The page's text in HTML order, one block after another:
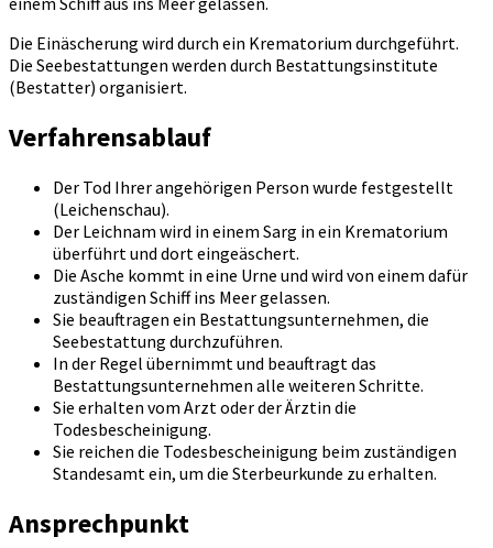
Die Einäscherung wird durch ein Krematorium durchgeführt.
Die Seebestattungen werden durch Bestattungsinstitute
(Bestatter) organisiert.
Verfahrensablauf
Der Tod Ihrer angehörigen Person wurde festgestellt
(Leichenschau).
Der Leichnam wird in einem Sarg in ein Krematorium
überführt und dort eingeäschert.
Die Asche kommt in eine Urne und wird von einem dafür
zuständigen Schiff ins Meer gelassen.
Sie beauftragen ein Bestattungsunternehmen, die
Seebestattung durchzuführen.
In der Regel übernimmt und beauftragt das
Bestattungsunternehmen alle weiteren Schritte.
Sie erhalten vom Arzt oder der Ärztin die
Todesbescheinigung.
Sie reichen die Todesbescheinigung beim zuständigen
Standesamt ein, um die Sterbeurkunde zu erhalten.
Ansprechpunkt